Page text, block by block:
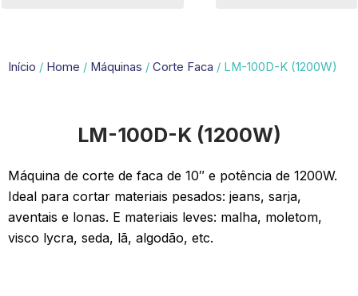
Início / Home / Máquinas / Corte Faca / LM-100D-K (1200W)
LM-100D-K (1200W)
Máquina de corte de faca de 10″ e potência de 1200W.
Ideal para cortar materiais pesados: jeans, sarja,
aventais e lonas. E materiais leves: malha, moletom,
visco lycra, seda, lã, algodão, etc.